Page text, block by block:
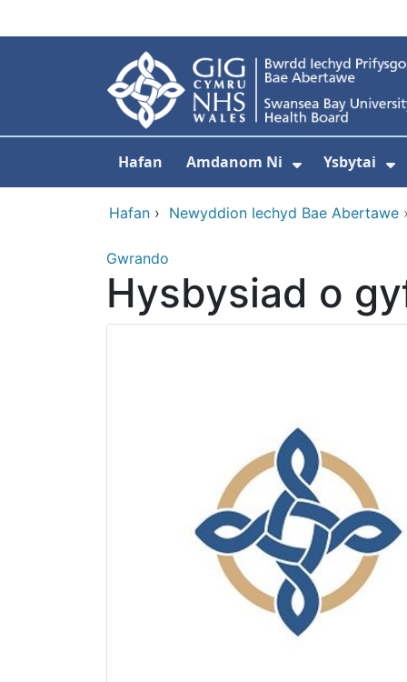
Hafan Amdanom Ni Ysbytai
Hafan › Newyddion Iechyd Bae Abertawe
Gwrando
Hysbysiad o